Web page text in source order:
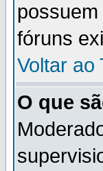
fóruns
Voltar ao
O que